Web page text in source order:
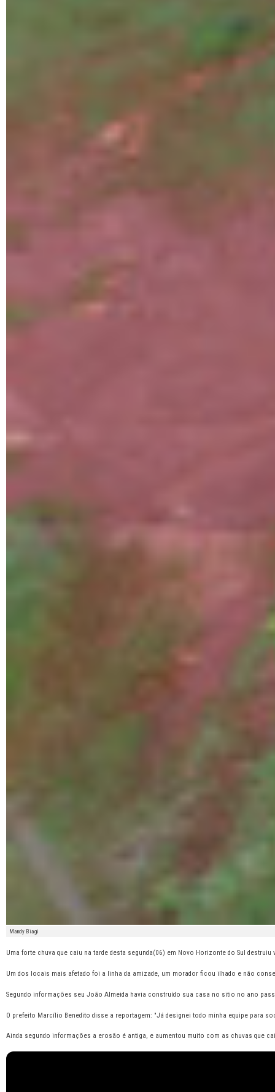
Mandy Biagi
Uma forte chuva que caiu na tarde desta segunda(06) em Novo Horizonte do Sul
Um dos locais mais afetado foi a linha da amizade, um morador ficou ilhado e não
Segundo informações seu João Almeida havia construído sua casa no sitio no ano
O prefeito Marcílio Benedito disse a reportagem: "Já designei todo minha equipe para
Ainda segundo informações a erosão é antiga, e aumentou muito com as chuvas que